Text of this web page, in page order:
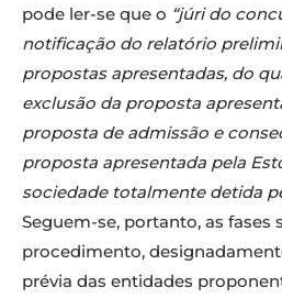
pode ler-se que o “júri do
notificação do relatório
propostas apresentadas, do
exclusão da proposta
proposta de admissão e
proposta apresentada pela
sociedade totalmente detida
Seguem-se, portanto, as fases
procedimento,
prévia das entidades